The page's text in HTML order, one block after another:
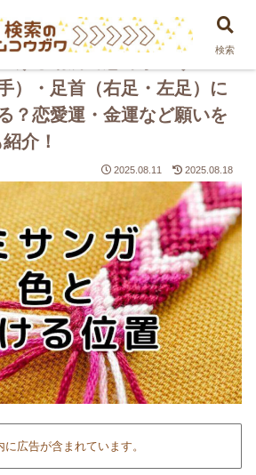
ける場所で意味が違う？！
）・足首（右足・左足）に
？恋愛運・金運など願いを
介！
2025.08.11 2025.08.18
に広告が含まれています。
検索